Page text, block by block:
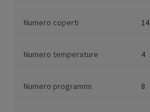
Numero coperti 14
Numero temperature 4
Numero programmi 8